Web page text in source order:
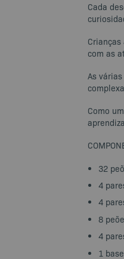
Cada
com as
As
Como
32
4
4
8
4
1